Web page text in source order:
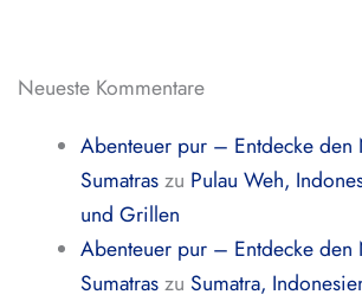
Neueste Kommentare
Abenteuer pur – Entdecke den
Sumatraszu Pulau Weh,
und Grillen
Abenteuer pur – Entdecke den
Sumatraszu Sumatra,